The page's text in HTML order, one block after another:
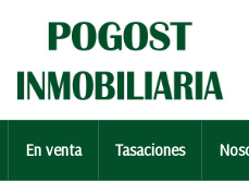
En venta Tasaciones